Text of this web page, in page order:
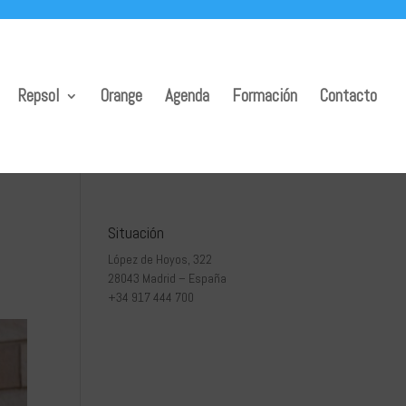
Repsol Orange Agenda Formación Contacto
Situación
López de Hoyos, 322
28043 Madrid – España
+34 917 444 700